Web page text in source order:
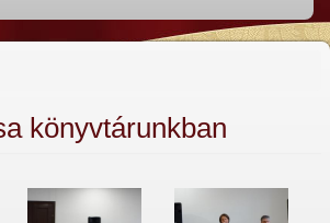
könyvtárunkban